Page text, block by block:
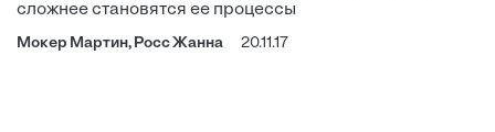
сложнее становятся ее процессы
Мокер Мартин, Росс Жанна 20.11.17